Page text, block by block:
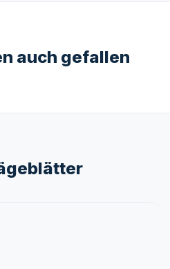
auch gefallen